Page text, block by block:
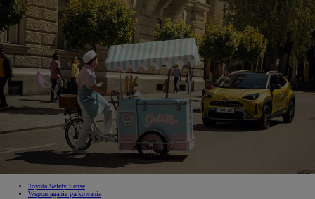
Toyota Safety Sense
Wspomaganie parkowania